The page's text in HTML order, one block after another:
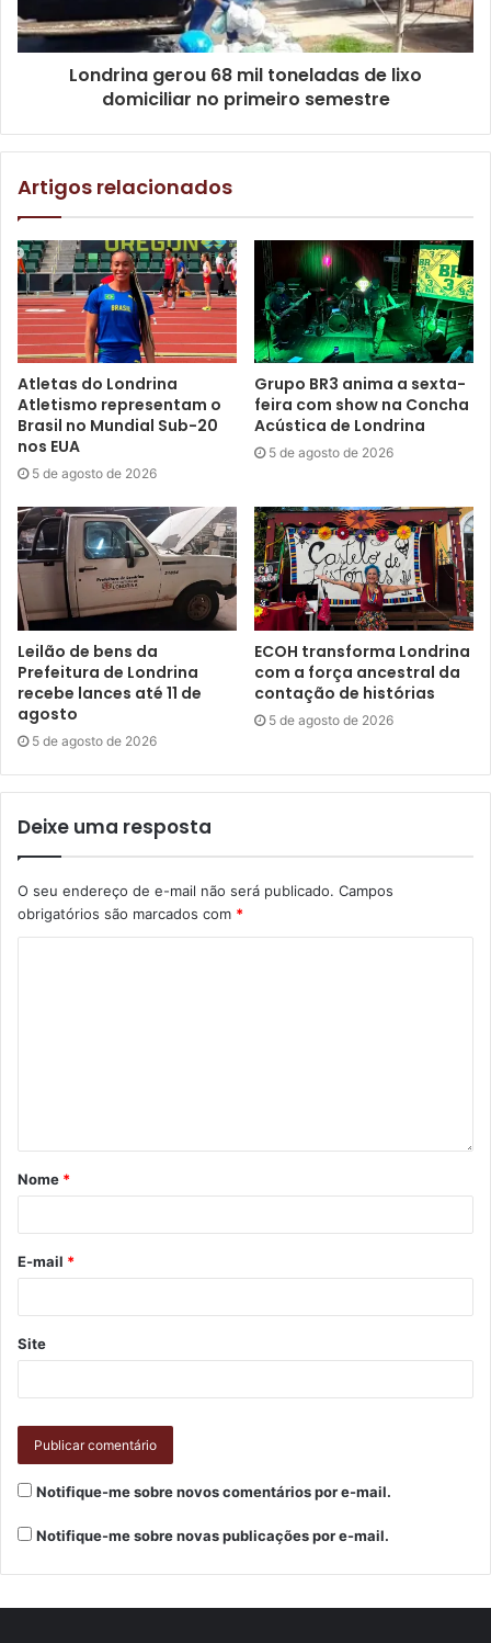
Texto: Thiago Paes, sob supervisão dos jornalistas do
Núcleo de Comunicação (N.Com) da Prefeitura de
Etiquetas agência do Trabalhador
encaminhamento
mão de obra
oportunidades de emprego Sine SMTER
trabalho
Trabalho Emprego e Renda
vagas vagas de emprego
Londrina gerou 68 mil toneladas de lixo
domiciliar no primeiro semestre
Artigos relacionados
Atletas do Londrina
Atletismo representam o
Brasil no Mundial Sub-20
nos EUA
5 de agosto de 2026
Grupo BR3 anima a sexta-
feira com show na Concha
Acústica de Londrina
5 de agosto de 2026
Leilão de bens da
Prefeitura de Londrina
recebe lances até 11 de
agosto
5 de agosto de 2026
ECOH transforma Londrina
com a força ancestral da
contação de histórias
5 de agosto de 2026
Deixe uma resposta
O seu endereço de e-mail não será publicado. Campos
obrigatórios são marcados com *
Nome *
E-mail *
Site
Notifique-me sobre novos comentários por e-mail.
Notifique-me sobre novas publicações por e-mail.